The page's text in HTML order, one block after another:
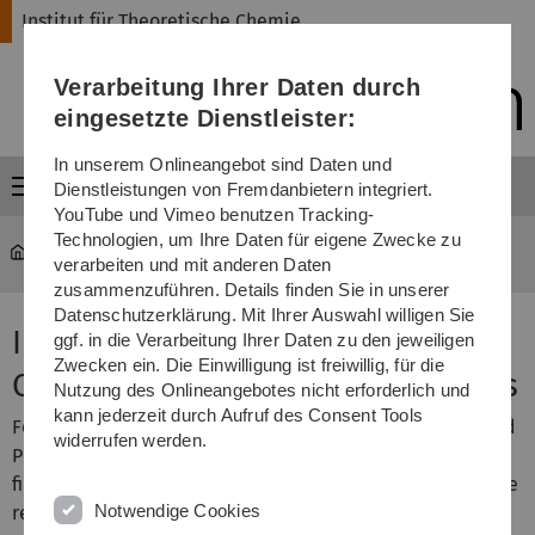
Direkt
Direkt
Direkt
(Sprache,
Drucken,
Media)
Direkt
Direkt
Institut für Theoretische Chemie
Menü
nawi-theochemie
Institute of Theoretical
Chemistry: Selected Publications
For some publications you can either download a gzipped
PostScript file or a PDF file of the preprint version, a PDF
file of the final article, or a link to the online version of the
respective journal is provided. A download of the online
Verarbeitung Ihrer Daten durch
eingesetzte Dienstleister:
In unserem Onlineangebot sind Daten und
Dienstleistungen von Fremdanbietern integriert.
YouTube und Vimeo benutzen Tracking-
Technologien, um Ihre Daten für eigene Zwecke zu
verarbeiten und mit anderen Daten
zusammenzuführen. Details finden Sie in unserer
Datenschutzerklärung. Mit Ihrer Auswahl willigen Sie
ggf. in die Verarbeitung Ihrer Daten zu den jeweiligen
Zwecken ein. Die Einwilligung ist freiwillig, für die
Nutzung des Onlineangebotes nicht erforderlich und
kann jederzeit durch Aufruf des Consent Tools
widerrufen werden.
Notwendige Cookies